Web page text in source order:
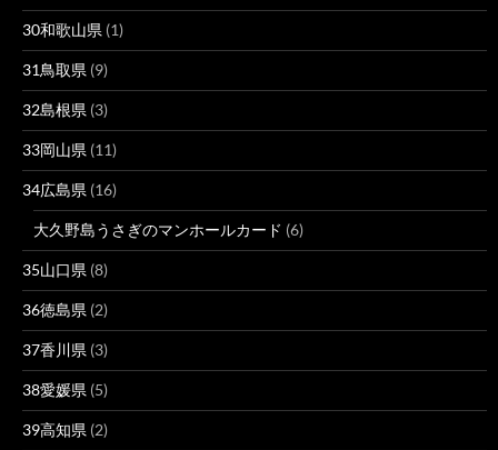
30和歌山県 (1)
31鳥取県 (9)
32島根県 (3)
33岡山県 (11)
34広島県 (16)
大久野島うさぎのマンホールカード (6)
35山口県 (8)
36徳島県 (2)
37香川県 (3)
38愛媛県 (5)
39高知県 (2)